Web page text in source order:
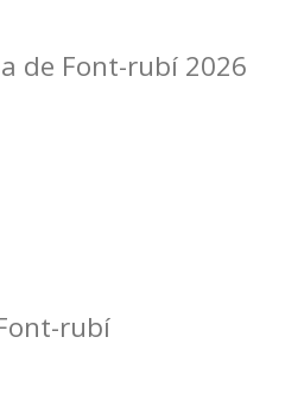
de Font-rubí 2026
rubí